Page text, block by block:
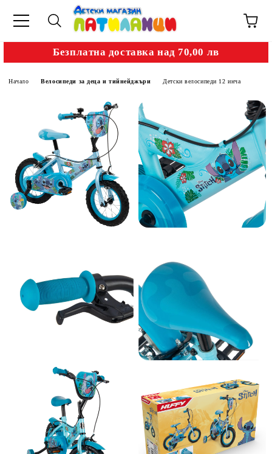
Безплатна доставка над 70,00 лв
Начало Велосипеди за деца и тийнейджъри Детски велосипеди 12 инча